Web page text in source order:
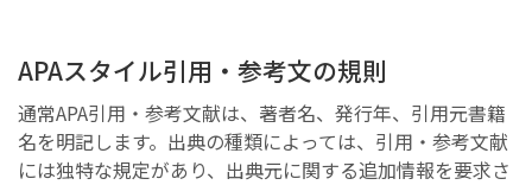
APAスタイル引用・参考文の規則
通常APA引用・参考文献は、著者名、発行年、引用元書籍
名を明記します。出典の種類によっては、引用・参考文献
には独特な規定があり、出典元に関する追加情報を要求さ